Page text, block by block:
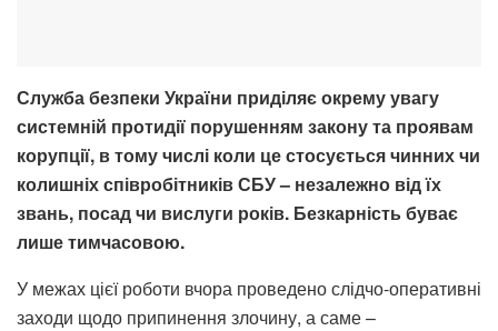
Служба безпеки України приділяє окрему увагу
системній протидії порушенням закону та проявам
корупції, в тому числі коли це стосується чинних чи
колишніх співробітників СБУ – незалежно від їх
звань, посад чи вислуги років. Безкарність буває
лише тимчасовою.
У межах цієї роботи вчора проведено слідчо-оперативні
заходи щодо припинення злочину, а саме –